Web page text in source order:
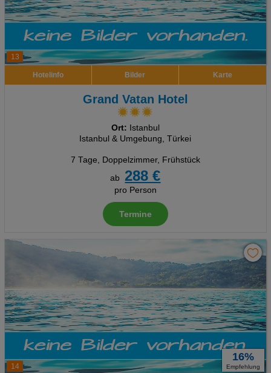
13
Hotelinfo Bilder Karte
Grand Vatan Hotel
Ort: Istanbul
Istanbul & Umgebung, Türkei
7 Tage, Doppelzimmer, Frühstück
ab
288 €
pro Person
Termine
14
16%
Empfehlung